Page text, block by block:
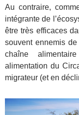
Au contraire,
intégrante de
être très efficaces
souvent ennemis
chaîne
alimentation du
migrateur (et en